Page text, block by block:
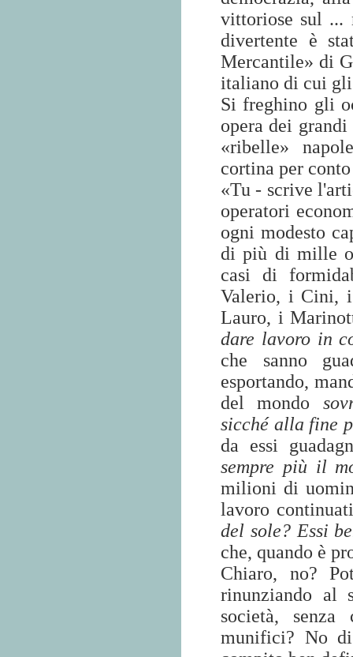
vittoriose sul
divertente è
Mercantile» di
italiano di cui
Si freghino gli
opera dei
«ribelle»
cortina per
«Tu - scrive
operatori
ogni modesto
di più di mille
casi di
Valerio, i Cini,
Lauro, i
dare lavoro in
che sanno
esportando,
del mondo
sicché alla fine
da essi
sempre più il
milioni di
lavoro
del sole? Essi
che, quando è
Chiaro, no?
rinunziando al
società,
munifici? No